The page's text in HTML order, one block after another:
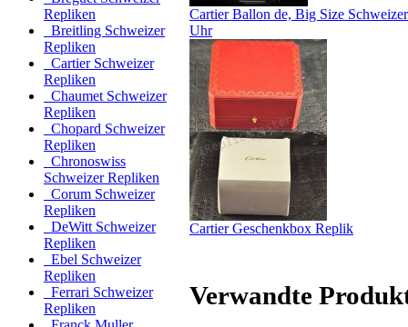
Repliken
Breitling Schweizer
Repliken
Cartier Schweizer
Repliken
Chaumet Schweizer
Repliken
Chopard Schweizer
Repliken
Chronoswiss
Schweizer Repliken
Corum Schweizer
Repliken
DeWitt Schweizer
Repliken
Ebel Schweizer
Repliken
Ferrari Schweizer
Repliken
Cartier Ballon de, Big Size
Uhr
Cartier Geschenkbox Replik
Verwandte